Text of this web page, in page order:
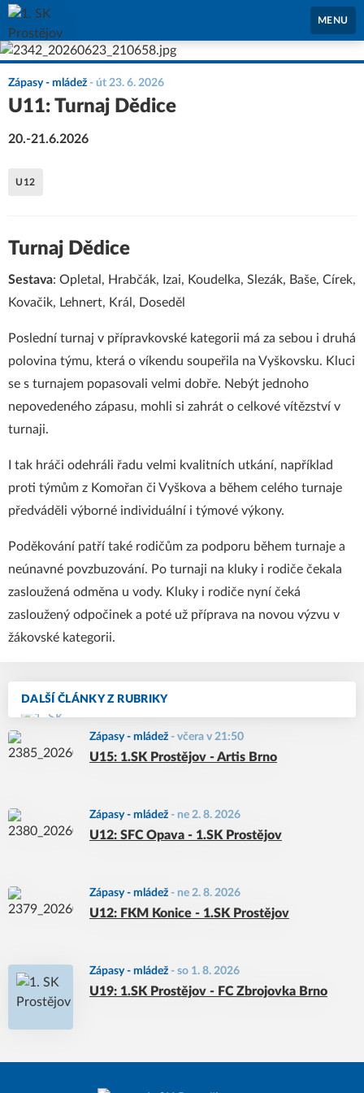
1. SK Prostějov
MENU
DALŠÍ ČLÁNKY Z RUBRIKY
Zápasy - mládež - včera v 21:50
U15: 1.SK Prostějov - Artis Brno
Zápasy - mládež - ne 2. 8. 2026
U12: SFC Opava - 1.SK Prostějov
Zápasy - mládež - ne 2. 8. 2026
U12: FKM Konice - 1.SK Prostějov
Zápasy - mládež - so 1. 8. 2026
U19: 1.SK Prostějov - FC Zbrojovka Brno
Zápasy - mládež - út 23. 6. 2026
U11: Turnaj Dědice
20.-21.6.2026
U12
Turnaj Dědice
Sestava: Opletal, Hrabčák, Izai, Koudelka, Slezák, Baše, Círek,
Kovačik, Lehnert, Král, Doseděl
Poslední turnaj v přípravkovské kategorii má za sebou i druhá
polovina týmu, která o víkendu soupeřila na Vyškovsku. Kluci
se s turnajem popasovali velmi dobře. Nebýt jednoho
nepovedeného zápasu, mohli si zahrát o celkové vítězství v
turnaji.
I tak hráči odehráli řadu velmi kvalitních utkání, například
proti týmům z Komořan či Vyškova a během celého turnaje
předváděli výborné individuální i týmové výkony.
Poděkování patří také rodičům za podporu během turnaje a
neúnavné povzbuzování. Po turnaji na kluky i rodiče čekala
zasloužená odměna u vody. Kluky i rodiče nyní čeká
zasloužený odpočinek a poté už příprava na novou výzvu v
žákovské kategorii.